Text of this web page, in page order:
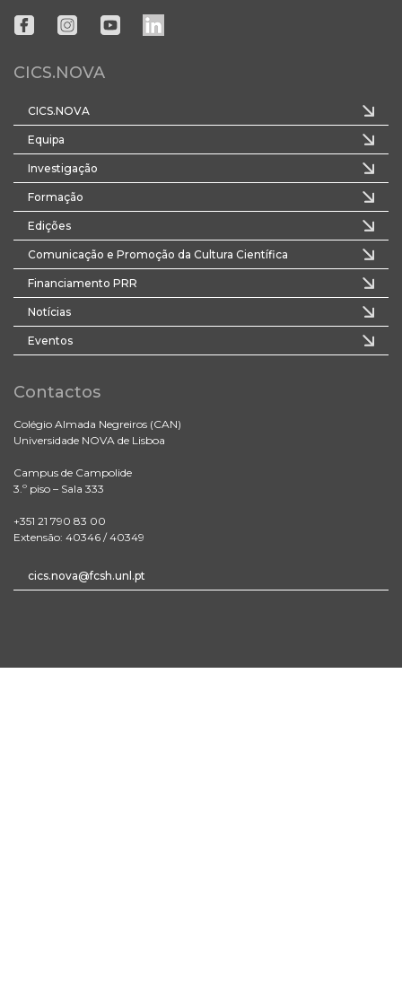
CICS.NOVA
CICS.NOVA
Equipa
Investigação
Formação
Edições
Comunicação e Promoção da Cultura Científica
Financiamento PRR
Notícias
Eventos
Contactos
Colégio Almada Negreiros (CAN)
Universidade NOVA de Lisboa
Campus de Campolide
3.º piso – Sala 333
+351 21 790 83 00
Extensão: 40346 / 40349
cics.nova@fcsh.unl.pt